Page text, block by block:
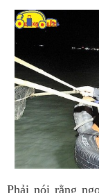
Phải nói rằng